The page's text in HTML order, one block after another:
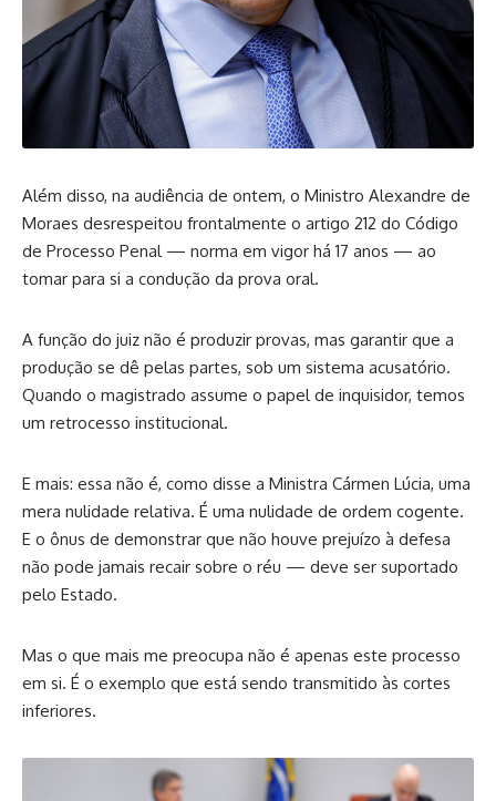
Além disso, na audiência de ontem, o Ministro Alexandre de
Moraes desrespeitou frontalmente o artigo 212 do Código
de Processo Penal — norma em vigor há 17 anos — ao
tomar para si a condução da prova oral.
A função do juiz não é produzir provas, mas garantir que a
produção se dê pelas partes, sob um sistema acusatório.
Quando o magistrado assume o papel de inquisidor, temos
um retrocesso institucional.
E mais: essa não é, como disse a Ministra Cármen Lúcia, uma
mera nulidade relativa. É uma nulidade de ordem cogente.
E o ônus de demonstrar que não houve prejuízo à defesa
não pode jamais recair sobre o réu — deve ser suportado
pelo Estado.
Mas o que mais me preocupa não é apenas este processo
em si. É o exemplo que está sendo transmitido às cortes
inferiores.